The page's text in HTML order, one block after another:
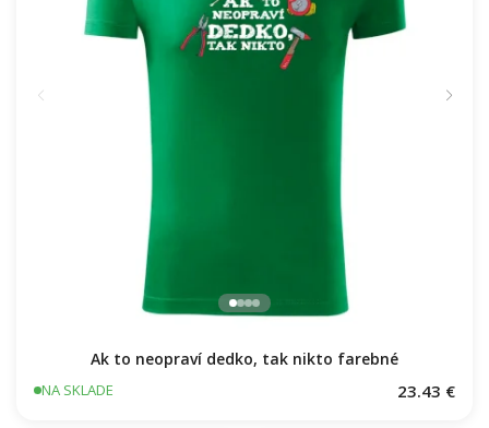
Ak to neopraví dedko, tak nikto farebné
NA SKLADE 23.43 €